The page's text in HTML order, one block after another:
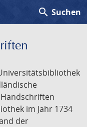
search Suchen
im Jahr 1734
der